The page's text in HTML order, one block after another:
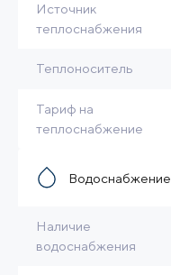
Источник
теплоснабжения
Теплоноситель
Тариф на
теплоснабжение
Водоснабжение
Наличие
водоснабжения